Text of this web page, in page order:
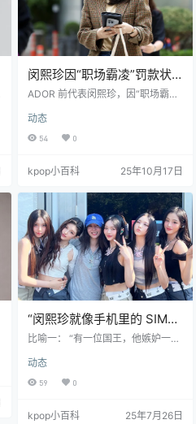
闵熙珍因“职场霸凌”罚款状
告政府，遭法院判决败诉
ADOR 前代表闵熙珍，因“职场霸凌”
后，为推翻该处罚而提起了行政诉
讼，但最终被法院判决败诉。这意
有职场霸凌和性骚扰行为，并称闵
害者造成了“二次伤害”。目前，该员
工对闵熙珍提起的另一项刑事诉讼
仍在进行中。
动态
54 0
kpop小百科 25年10月17日
“闵熙珍就像手机里的 SIM
卡”：NewJeans 庭审现场
说什么？
比喻一： “有一位国王，他嫉妒一位
进谏时，他便砍下了将军的头。结
果，外敌入侵，国民们再也得不到
掉了里面的 SIM 卡。那部手机，便
动态
59 0
kpop小百科 25年7月26日